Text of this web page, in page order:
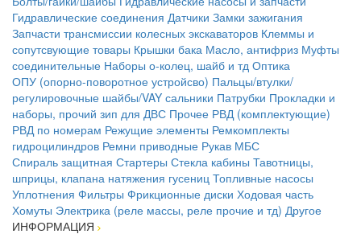
Гидравлические соединения Датчики Замки зажигания
Запчасти трансмиссии колесных экскаваторов Клеммы и
сопутсвующие товары Крышки бака Масло, антифриз Муфты
соединительные Наборы о-колец, шайб и тд Оптика
ОПУ (опорно-поворотное устройсво) Пальцы/втулки/
регулировочные шайбы/VAY сальники Патрубки Прокладки и
наборы, прочий зип для ДВС Прочее РВД (комплектующие)
РВД по номерам Режущие элементы Ремкомплекты
гидроцилиндров Ремни приводные Рукав МБС
Спираль защитная Стартеры Стекла кабины Тавотницы,
шприцы, клапана натяжения гусениц Топливные насосы
Уплотнения Фильтры Фрикционные диски Ходовая часть
Хомуты Электрика (реле массы, реле прочие и тд) Другое
ИНФОРМАЦИЯ